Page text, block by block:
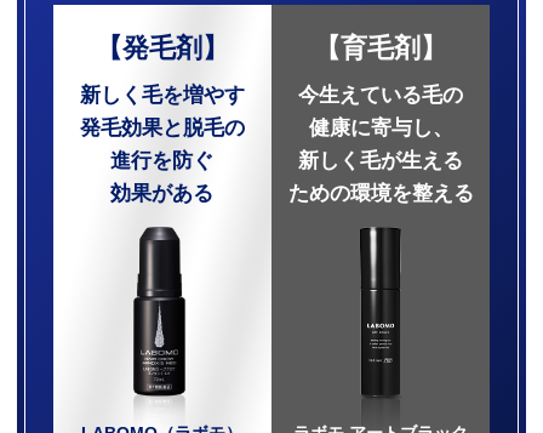
【発毛剤】
新しく毛を増やす
発毛効果と脱毛の
進行を防ぐ
効果がある
【育毛剤】
今生えている毛の
健康に寄与し、
新しく毛が生える
ための環境を整える